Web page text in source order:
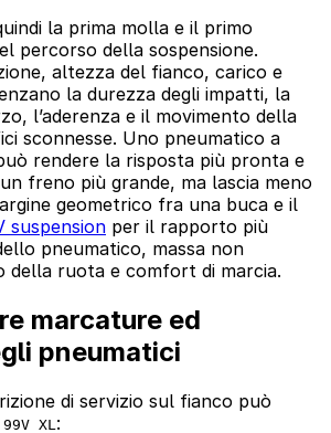
la prima molla e il primo
percorso della sospensione.
altezza del fianco, carico e
la durezza degli impatti, la
l’aderenza e il movimento della
sconnesse. Uno pneumatico a
rendere la risposta più pronta e
freno più grande, ma lascia meno
geometrico fra una buca e il
suspension per il rapporto più
pneumatico, massa non
della ruota e comfort di marcia.
marcature ed
pneumatici
di servizio sul fianco può
XL :